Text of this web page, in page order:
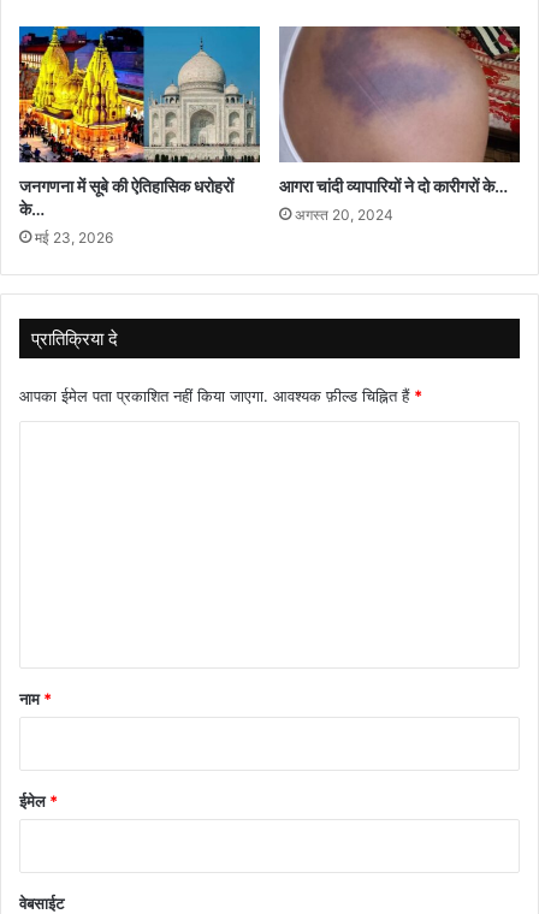
जनगणना में सूबे की ऐतिहासिक धरोहरों
के…
मई 23, 2026
आगरा चांदी व्यापारियों ने दो कारीगरों के…
अगस्त 20, 2024
प्रातिक्रिया दे
आपका ईमेल पता प्रकाशित नहीं किया जाएगा. आवश्यक फ़ील्ड चिह्नित हैं *
नाम*
ईमेल*
वेबसाईट